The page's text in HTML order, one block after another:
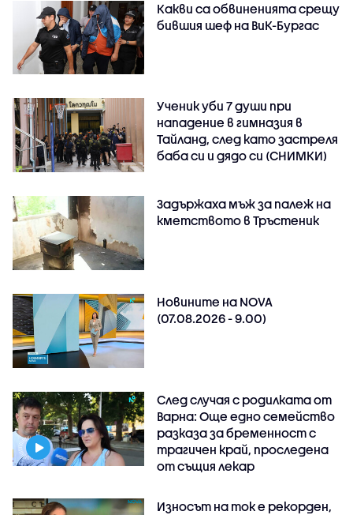
Какви са обвиненията срещу
бившия шеф на ВиК-Бургас
Ученик уби 7 души при
нападение в гимназия в
Тайланд, след като застреля
баба си и дядо си (СНИМКИ)
Задържаха мъж за палеж на
кметството в Тръстеник
Новините на NOVA
(07.08.2026 - 9.00)
След случая с родилката от
Варна: Още едно семейство
разказа за бременност с
трагичен край, проследена
от същия лекар
Износът на ток е рекорден,